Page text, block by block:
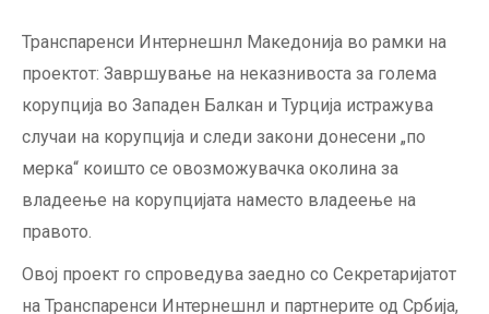
Транспаренси Интернешнл Македонија во рамки на
проектот: Завршување на неказнивоста за голема
корупција во Западен Балкан и Турција истражува
случаи на корупција и следи закони донесени „по
мерка“ коишто се овозможувачка околина за
владеење на корупцијата наместо владеење на
правото.
Овој проект го спроведува заедно со Секретаријатот
на Транспаренси Интернешнл и партнерите од Србија,